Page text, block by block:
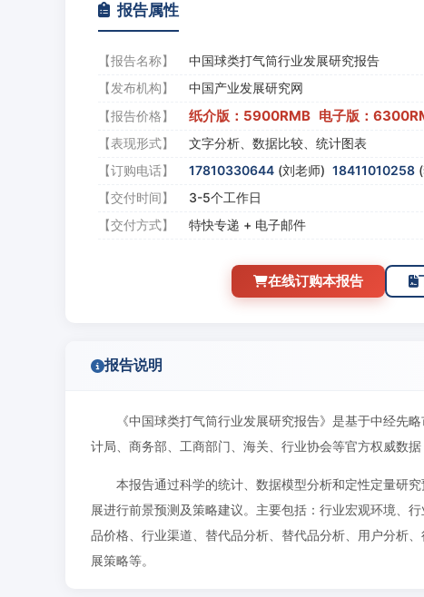
报告属性
【报告名称】
中国球类打气筒行业发展研究报告
【发布机构】
中国产业发展研究网
【报告价格】
纸介版：5900RMB 电子版：
【表现形式】
文字分析、数据比较、统计图表
【订购电话】
17810330644 (刘老师) 18411010258
【交付时间】
3-5个工作日
【交付方式】
特快专递 + 电子邮件
在线订购本报告
报告说明
《中国球类打气筒行业发展研究报告》是基于中经先
计局、商务部、工商部门、海关、行业协会等官方权威数
本报告通过科学的统计、数据模型分析和定性定量研
展进行前景预测及策略建议。主要包括：行业宏观环境、
品价格、行业渠道、替代品分析、替代品分析、用户分析
展策略等。